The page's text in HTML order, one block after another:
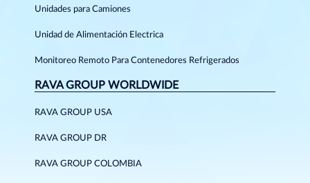
Unidades para Camiones
Unidad de Alimentación Electrica
Monitoreo Remoto Para Contenedores Refrigerados
RAVA GROUP WORLDWIDE
RAVA GROUP USA
RAVA GROUP DR
RAVA GROUP COLOMBIA